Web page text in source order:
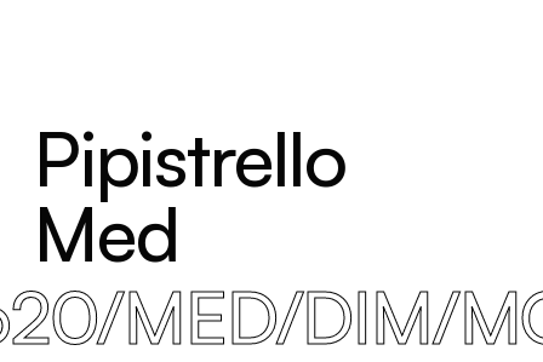
Pipistrello
Med
MED/DIM/